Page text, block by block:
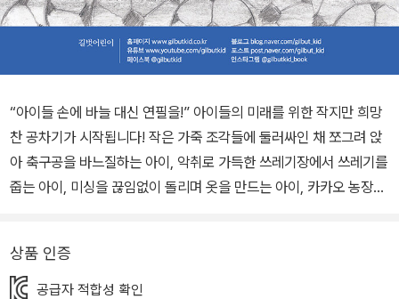
“아이들 손에 바늘 대신 연필을!” 아이들의 미래를 위한 작지만 희망
찬 공차기가 시작됩니다! 작은 가죽 조각들에 둘러싸인 채 쪼그려 앉
아 축구공을 바느질하는 아이, 악취로 가득한 쓰레기장에서 쓰레기를
줍는 아이, 미싱을 끊임없이 돌리며 옷을 만드는 아이, 카카오 농장에
간절하고 커다란 외침이 들려옵니다. “그 공 차요!” 아이들은 손에 쥐
고 있던 각자의 일거리들을 던져 버리고, 차례차례 힘껏 공을 차기 시
상품 인증
공급자 적합성 확인